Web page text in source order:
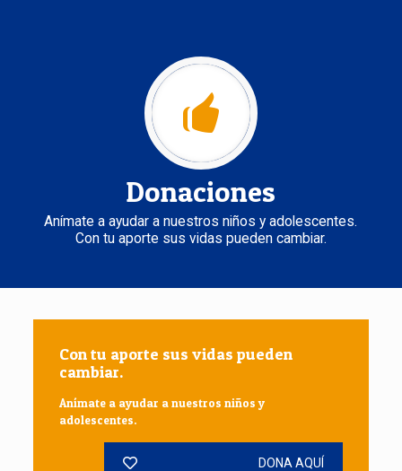
Donaciones
Anímate a ayudar a nuestros niños y adolescentes.
Con tu aporte sus vidas pueden cambiar.
Con tu aporte sus vidas pueden
cambiar.
Anímate a ayudar a nuestros niños y
adolescentes.
DONA AQUÍ